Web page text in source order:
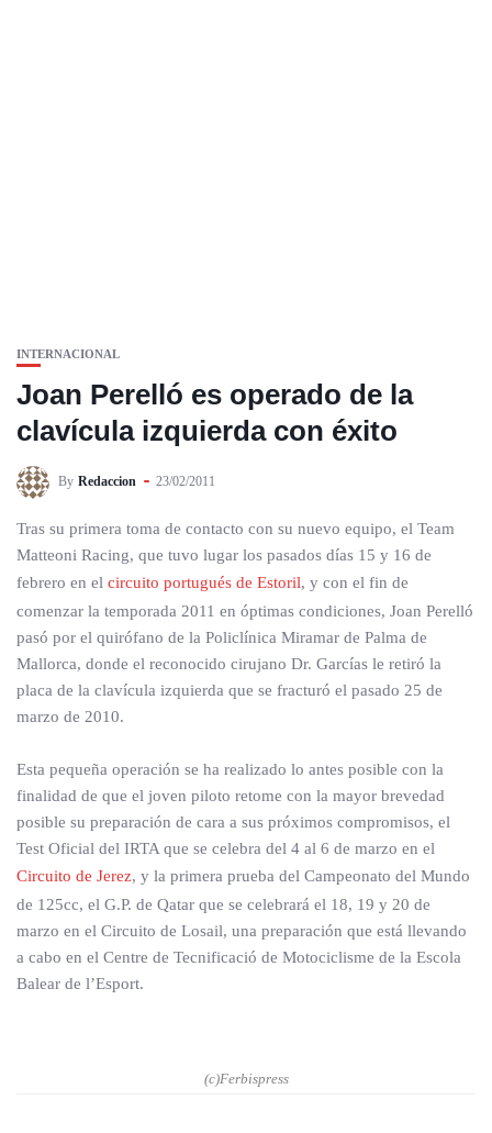
INTERNACIONAL
Joan Perelló es operado de la
clavícula izquierda con éxito
By Redaccion 23/02/2011
Tras su primera toma de contacto con su nuevo equipo, el Team
Matteoni Racing, que tuvo lugar los pasados días 15 y 16 de
febrero en el circuito portugués de Estoril, y con el fin de
comenzar la temporada 2011 en óptimas condiciones, Joan Perelló
pasó por el quirófano de la Policlínica Miramar de Palma de
Mallorca, donde el reconocido cirujano Dr. Garcías le retiró la
placa de la clavícula izquierda que se fracturó el pasado 25 de
marzo de 2010.
Esta pequeña operación se ha realizado lo antes posible con la
finalidad de que el joven piloto retome con la mayor brevedad
posible su preparación de cara a sus próximos compromisos, el
Test Oficial del IRTA que se celebra del 4 al 6 de marzo en el
Circuito de Jerez, y la primera prueba del Campeonato del Mundo
de 125cc, el G.P. de Qatar que se celebrará el 18, 19 y 20 de
marzo en el Circuito de Losail, una preparación que está llevando
a cabo en el Centre de Tecnificació de Motociclisme de la Escola
Balear de l’Esport.
(c)Ferbispress